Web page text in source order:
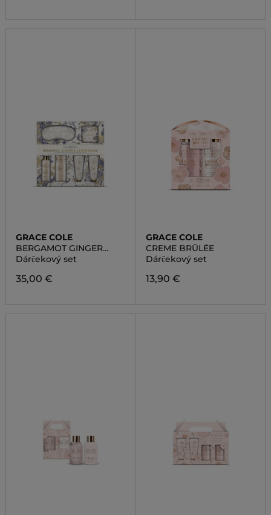
GRACE COLE
BERGAMOT GINGER
LEMONGRASS
Dárčekový set
35,00 €
GRACE COLE
CREME BRÛLÉE
Dárčekový set
13,90 €